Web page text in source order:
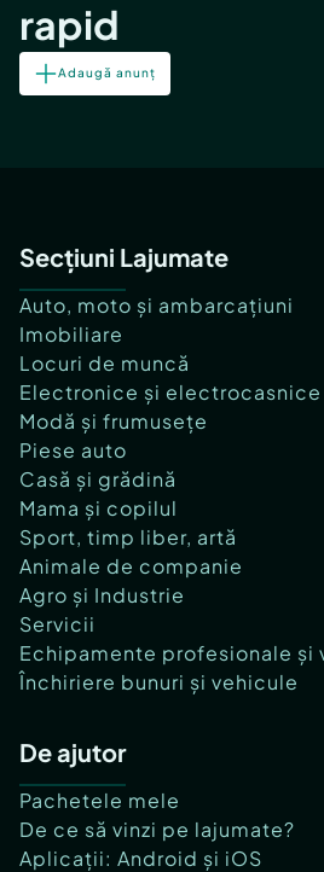
rapid
Adaugă anunț
Secțiuni Lajumate
Auto, moto și ambarcațiuni
Imobiliare
Locuri de muncă
Electronice și electrocasnice
Modă și frumusețe
Piese auto
Casă și grădină
Mama și copilul
Sport, timp liber, artă
Animale de companie
Agro și Industrie
Servicii
Echipamente profesionale și
Închiriere bunuri și vehicule
De ajutor
Pachetele mele
De ce să vinzi pe lajumate?
Aplicații: Android și iOS